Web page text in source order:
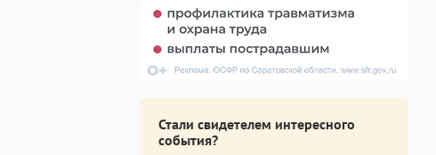
Стали свидетелем интересного
события?